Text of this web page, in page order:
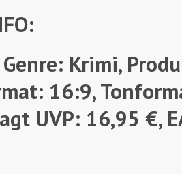
Genre: Krimi,
16:9,
UVP: 16,95 €,